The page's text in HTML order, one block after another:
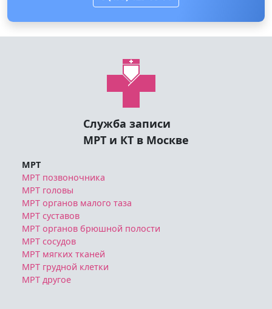
Служба записи
МРТ и КТ в Москве
МРТ
МРТ позвоночника
МРТ головы
МРТ органов малого таза
МРТ суставов
МРТ органов брюшной полости
МРТ сосудов
МРТ мягких тканей
МРТ грудной клетки
МРТ другое